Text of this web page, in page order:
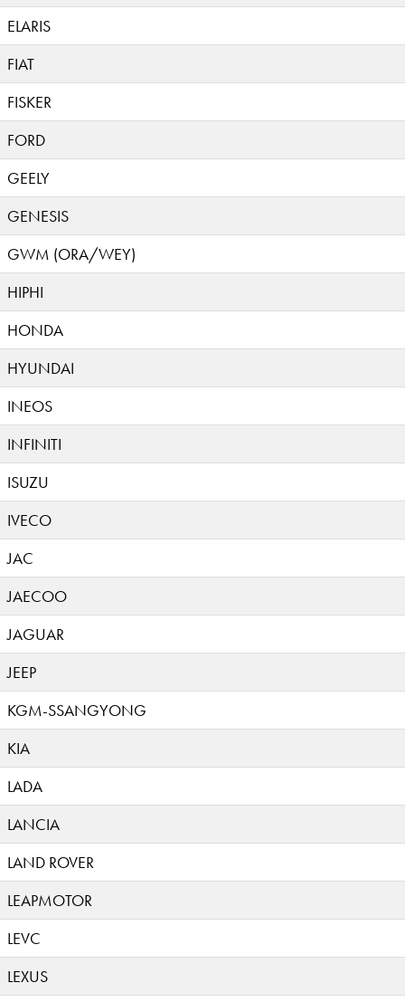
ELARIS
FIAT
FISKER
FORD
GEELY
GENESIS
GWM (ORA/WEY)
HIPHI
HONDA
HYUNDAI
INEOS
INFINITI
ISUZU
IVECO
JAC
JAECOO
JAGUAR
JEEP
KGM-SSANGYONG
KIA
LADA
LANCIA
LAND ROVER
LEAPMOTOR
LEVC
LEXUS